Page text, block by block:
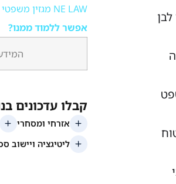
לבן
NE LAW מגזין משפטי מקוון
אפשר ללמוד ממנו?